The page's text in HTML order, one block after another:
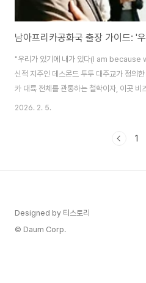
남아프리카공화국 출장 가이드: '
"우리가 있기에 내가 있다(I am because
신적 지주인 데스몬드 투투 대주교가 정의
카 대륙 전체를 관통하는 철학이자, 이곳 비
스버그에 처음 도착했을 때, 긴장한 저에게
비즈니스를 하기 전에 먼저 '인간적인 연결'
2026. 2. 5.
1
Designed by 티스토리
© Daum Corp.